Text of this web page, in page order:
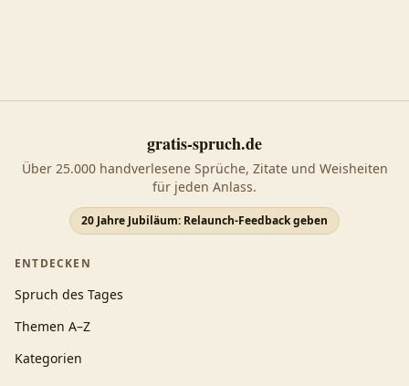
gratis-spruch.de
Über 25.000 handverlesene Sprüche, Zitate und Weisheiten
für jeden Anlass.
20 Jahre Jubiläum: Relaunch-Feedback geben
ENTDECKEN
Spruch des Tages
Themen A–Z
Kategorien